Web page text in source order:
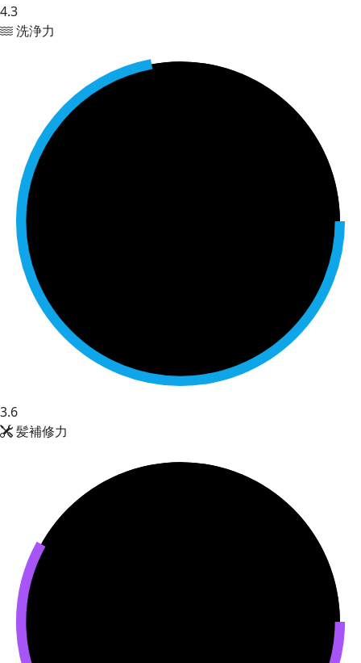
4.3
洗浄力
3.6
髪補修力